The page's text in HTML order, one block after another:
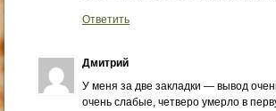
Ответить
Дмитрий
У меня за две закладки — вывод
очень слабые, четверо умерло в